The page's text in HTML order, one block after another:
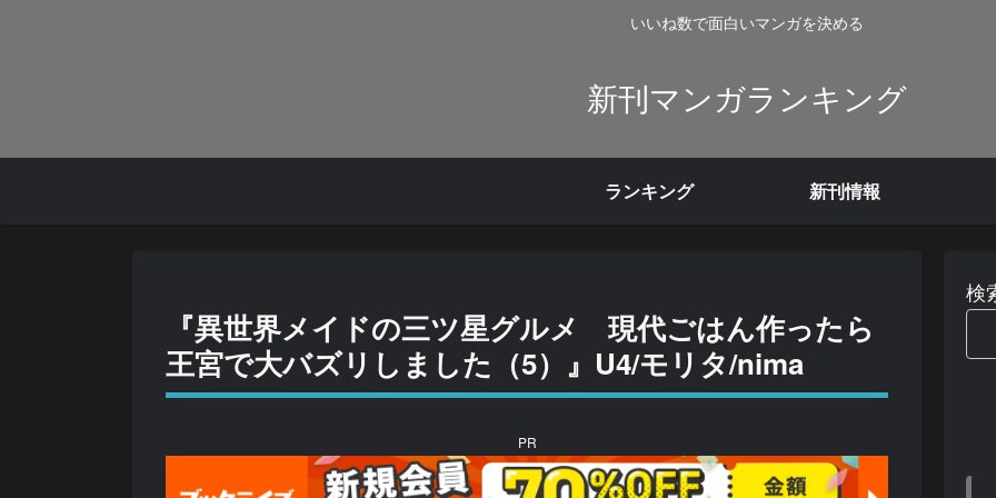
いいね数で面白いマンガを決める
新刊マンガランキング
ランキング 新刊情報
『異世界メイドの三ツ星グルメ 現代ごはん作ったら
王宮で大バズリしました（5）』U4/モリタ/nima
PR
検